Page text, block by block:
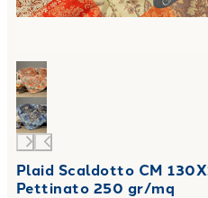
Plaid Scaldotto CM
Pettinato 250 gr/mq